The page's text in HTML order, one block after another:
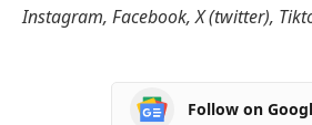
Instagram, Facebook, X (twitter),
Follow on